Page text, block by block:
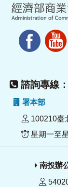
諮詢專線
署本部
100210臺
星期一至
南投辦